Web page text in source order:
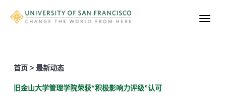
首页 > 最新动态
旧金山大学管理学院荣获“积极影响力评级”认可